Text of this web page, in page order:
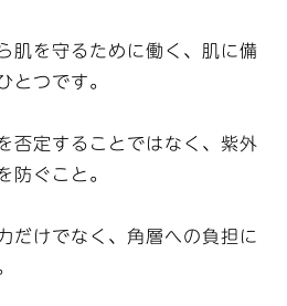
肌を守るために働く、肌に備
とつです。
否定することではなく、紫外
防ぐこと。
だけでなく、角層への負担に